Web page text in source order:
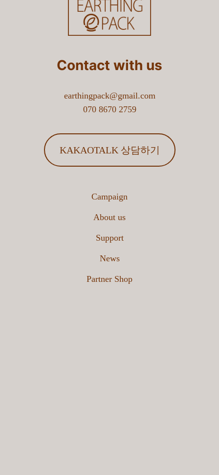
Contact with us
earthingpack@gmail.com
070 8670 2759
KAKAOTALK 상담하기
Campaign
About us
Support
News
Partner Shop